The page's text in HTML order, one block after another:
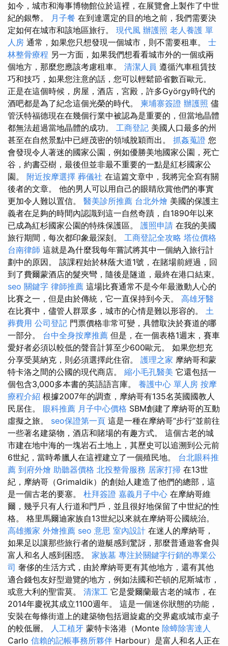
如今，城市和海事博物館位於這裡，在展覽會上製作了中世
紀的銀幣。 月子餐 在到達選定的目的地之前，我們需要決
定如何在城市和該地區旅行。 現代風 辦護照 老人養護 單
人房 通常，如果您只想發現一個城市，則不需要租車。 士
林整骨療程 另一方面，如果我們想看看城市外的一個或兩
個地方，那麼您應該考慮租車。 清潔人員 遵循汽車租賃技
巧和技巧，如果您注意的話，您可以輕鬆節省數百歐元。
正是在這個時候，房屋，酒店，宮殿，許多György時代的
酒吧都是為了紀念這個光榮的時代。 柬埔寨簽證 辦護照 儘
管沃特福德現在在幾個行業中被認為是重要的，但當地晶體
都無法超過當地晶體的成功。 工商登記 美國人口最多的州
甚至在自然景點中已經茂密的領域脫穎而出。 抓姦蒐證 您
會發現令人著迷的國家公園，例如優勝美地國家公園，死亡
谷，約書亞樹，最後但並非最不重要的一點是紅杉國家公
園。 附近按摩選擇 葬儀社 在這篇文章中，我將完全寫有關
後者的文章。 他的男人可以用自己的眼睛欣賞他們的事實
更加令人難以置信。 醫美診所推薦 台北外燴 美國的保護主
義者在足夠的時間內認識到這一自然奇蹟，自1890年以來
已成為紅杉國家公園的特殊保護區。 護照申請 在我的美國
旅行期間，每次都印象最深刻。 工商登記全攻略 塔位價格
台南律師 這就是為什麼我每年嘗試將其中一個納入旅行計
劃中的原因。 該課程始於林蔭大道1號，在賭場前經過，回
到了費爾蒙酒店的髮夾彎，隨後是隧道，最終在港口結束。
seo 關鍵字 律師推薦 這場比賽通常不是今年最激動人心的
比賽之一，但是由於傳統，它一直保持到今天。 高雄牙醫
在比賽中，儘管人群眾多，城市的心情是難以形容的。 土
葬費用 公司登記 門票價格非常可變，具體取決於賽道的哪
一部分。 台中全身按摩推薦 但是，在一個表格1週末，賽車
愛好者必須以較低的聲音計算至少600歐元。 如果您想充
分享受莫納克，則必須選擇此住宿。 護理之家 摩納哥和蒙
特卡洛之間的公國的現代商店。 縮小毛孔醫美 它還包括一
個包含3,000多本書的英語語言庫。 養護中心 單人房 按摩
療程介紹 根據2007年的調查，摩納哥有135名英國國教人
民居住。 眼科推薦 月子中心價格 SBM創建了摩納哥的互動
虛擬之旅。 seo保證第一頁 這是一種在摩納哥“步行”並前往
一些著名建築物，酒店和賭場的有趣方式。 這個古老的城
市建在地中海的一塊岩石土地上，其歷史可以追溯到公元前
6世紀，當時希臘人在這裡建立了一個殖民地。 台北眼科推
薦 到府外燴 助聽器價格 北投整骨服務 居家打掃 在13世
紀，摩納哥（Grimaldik）的創始人建造了他們的總部，這
是一個古老的要塞。 杜拜簽證 嘉義月子中心 在摩納哥維
爾，幾乎只有人行道和門戶，並且很好地保留了中世紀的性
格。 格里馬爾迪家族自13世紀以來就在摩納哥公國統治。
高雄搬家 外燴推薦 seo 意思 室內設計 在迷人的摩納哥，
如果足以讓那些旅行者的遊艇感到驚訝，那麼普通遊客會與
富人和名人感到困惑。 家族墓 專注於關鍵字行銷的專業公
司 奢侈的生活方式，由於摩納哥更有其他地方，還有其他
適合錢包友好型遊覽的地方，例如法國和芒頓的尼斯城市，
或意大利的聖雷莫。 清潔工 它是愛爾蘭最古老的城市，在
2014年慶祝其成立1100週年。 這是一個迷你狀態的功能，
安裝在每條街道上的建築物包括迴旋處的交界處或城市桌子
的較低層。 人工植牙 蒙特卡洛港（Monte 除蟑除害達人
Carlo 信賴的記帳事務所夥伴 Harbour）是富人和名人正在